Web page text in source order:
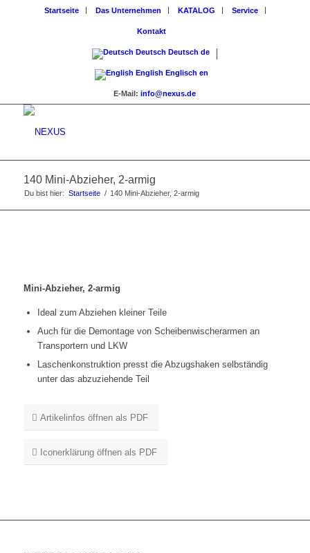
Startseite Das Unternehmen KATALOG Service
Kontakt
Deutsch Deutsch de
English Englisch en
E-Mail:info@nexus.de
140 Mini-Abzieher, 2-armig
Du bist hier: Startseite / 140 Mini-Abzieher, 2-armig
Mini-Abzieher, 2-armig
Ideal zum Abziehen kleiner Teile
Auch für die Demontage von Scheibenwischerarmen an
Transportern und LKW
Laschenkonstruktion presst die Abzugshaken selbständig
unter das abzuziehende Teil
Artikelinfos öffnen als PDF
Iconerklärung öffnen als PDF